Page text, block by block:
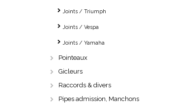
Joints / Triumph
Joints / Vespa
Joints / Yamaha
Pointeaux
Gicleurs
Raccords & divers
Pipes admission, Manchons